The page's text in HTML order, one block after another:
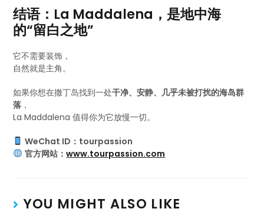
结语：La Maddalena，是地中海
的“留白之地”
它不需要装饰，
自然就是主角。
如果你想在撒丁岛找到一处干净、安静、几乎未被打扰的海岛群
落 ，
La Maddalena 值得你为它放慢一切。
WeChat ID：tourpassion
官方网站：www.tourpassion.com
YOU MIGHT ALSO LIKE